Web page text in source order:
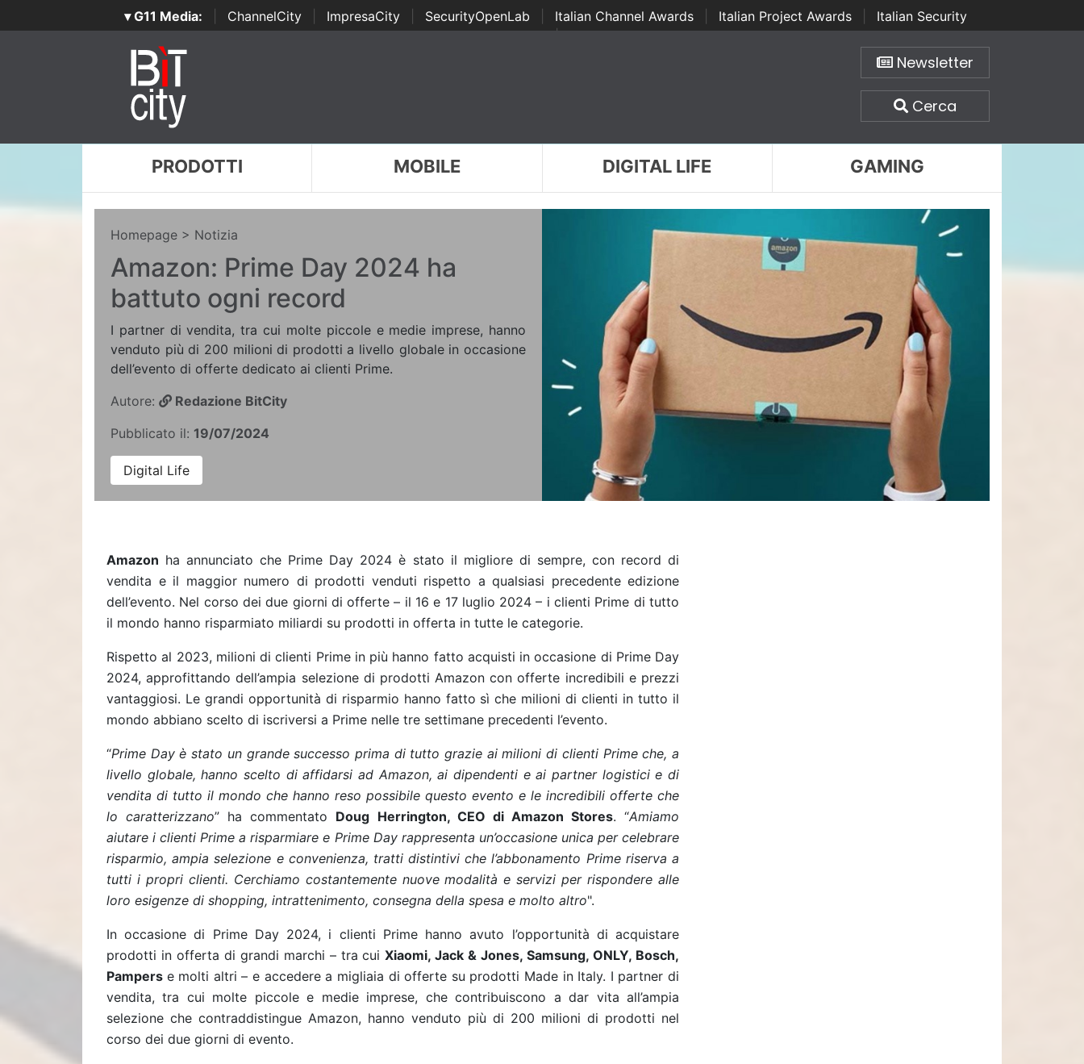
▾ G11 Media: ChannelCity ImpresaCity SecurityOpenLab Italian Channel Awards Italian Project Awards
Italian Security
Awards | ...
Newsletter
Cerca
PRODOTTI MOBILE DIGITAL LIFE GAMING
Homepage > Notizia
Amazon: Prime Day 2024 ha
battuto ogni record
I partner di vendita, tra cui molte piccole e medie imprese, hanno
venduto più di 200 milioni di prodotti a livello globale in occasione
dell’evento di offerte dedicato ai clienti Prime.
Autore:
Redazione BitCity
Pubblicato il: 19/07/2024
Digital Life
Amazon ha annunciato che Prime Day 2024 è stato il migliore di sempre, con record di
vendita e il maggior numero di prodotti venduti rispetto a qualsiasi precedente edizione
dell’evento. Nel corso dei due giorni di offerte – il 16 e 17 luglio 2024 – i clienti Prime di tutto
il mondo hanno risparmiato miliardi su prodotti in offerta in tutte le categorie.
Rispetto al 2023, milioni di clienti Prime in più hanno fatto acquisti in occasione di Prime Day
2024, approfittando dell’ampia selezione di prodotti Amazon con offerte incredibili e prezzi
vantaggiosi. Le grandi opportunità di risparmio hanno fatto sì che milioni di clienti in tutto il
mondo abbiano scelto di iscriversi a Prime nelle tre settimane precedenti l’evento.
“Prime Day è stato un grande successo prima di tutto grazie ai milioni di clienti Prime che, a
livello globale, hanno scelto di affidarsi ad Amazon, ai dipendenti e ai partner logistici e di
vendita di tutto il mondo che hanno reso possibile questo evento e le incredibili offerte che
lo caratterizzano” ha commentato Doug Herrington, CEO di Amazon Stores. “Amiamo
aiutare i clienti Prime a risparmiare e Prime Day rappresenta un’occasione unica per celebrare
risparmio, ampia selezione e convenienza, tratti distintivi che l’abbonamento Prime riserva a
tutti i propri clienti. Cerchiamo costantemente nuove modalità e servizi per rispondere alle
loro esigenze di shopping, intrattenimento, consegna della spesa e molto altro".
In occasione di Prime Day 2024, i clienti Prime hanno avuto l’opportunità di acquistare
prodotti in offerta di grandi marchi – tra cuiXiaomi, Jack & Jones, Samsung, ONLY, Bosch,
Pampers e molti altri – e accedere a migliaia di offerte su prodotti Made in Italy. I partner di
vendita, tra cui molte piccole e medie imprese, che contribuiscono a dar vita all’ampia
selezione che contraddistingue Amazon, hanno venduto più di 200 milioni di prodotti nel
corso dei due giorni di evento.